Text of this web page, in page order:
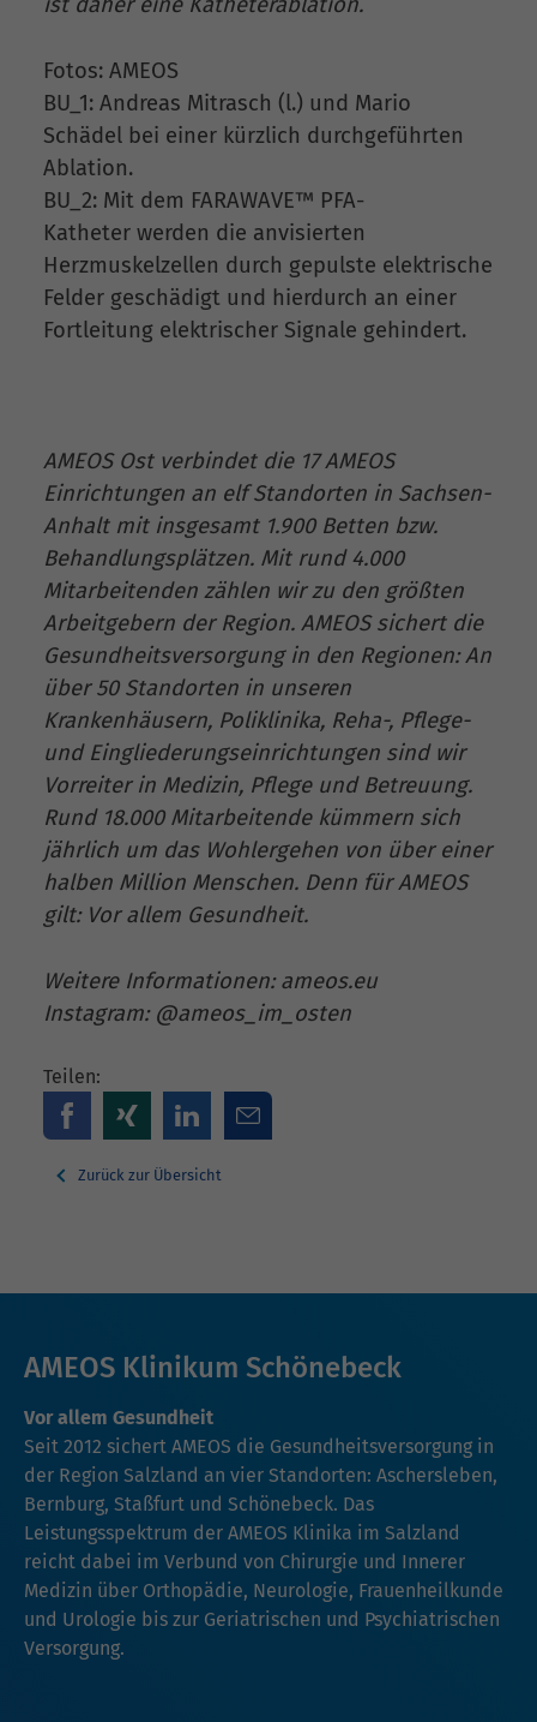
Fotos: AMEOS
BU_1: Andreas Mitrasch (l.) und Mario
Schädel bei einer kürzlich durchgeführten
Ablation.
BU_2: Mit dem FARAWAVE™ PFA-
Katheter werden die anvisierten
Herzmuskelzellen durch gepulste elektrische
Felder geschädigt und hierdurch an einer
Fortleitung elektrischer Signale gehindert.
AMEOS Ost verbindet die 17 AMEOS
Einrichtungen an elf Standorten in Sachsen-
Anhalt mit insgesamt 1.900 Betten bzw.
Behandlungsplätzen. Mit rund 4.000
Mitarbeitenden zählen wir zu den größten
Arbeitgebern der Region. AMEOS sichert die
Gesundheitsversorgung in den Regionen: An
über 50 Standorten in unseren
Krankenhäusern, Poliklinika, Reha-, Pflege-
und Eingliederungseinrichtungen sind wir
Vorreiter in Medizin, Pflege und Betreuung.
Rund 18.000 Mitarbeitende kümmern sich
jährlich um das Wohlergehen von über einer
halben Million Menschen. Denn für AMEOS
gilt: Vor allem Gesundheit.
Weitere Informationen: ameos.eu
Instagram: @ameos_im_osten
Teilen:
Zurück zur Übersicht
AMEOS Klinikum Schönebeck
Vor allem Gesundheit
Seit 2012 sichert AMEOS die Gesundheitsversorgung in
der Region Salzland an vier Standorten: Aschersleben,
Bernburg, Staßfurt und Schönebeck. Das
Leistungsspektrum der AMEOS Klinika im Salzland
reicht dabei im Verbund von Chirurgie und Innerer
Medizin über Orthopädie, Neurologie, Frauenheilkunde
und Urologie bis zur Geriatrischen und Psychiatrischen
Versorgung.